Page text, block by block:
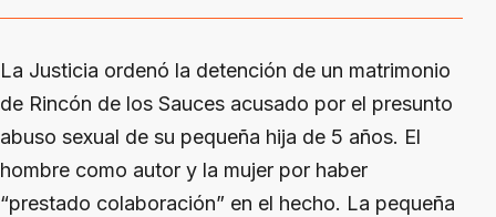
La Justicia ordenó la detención de un matrimonio
de Rincón de los Sauces acusado por el presunto
abuso sexual de su pequeña hija de 5 años. El
hombre como autor y la mujer por haber
“prestado colaboración” en el hecho. La pequeña